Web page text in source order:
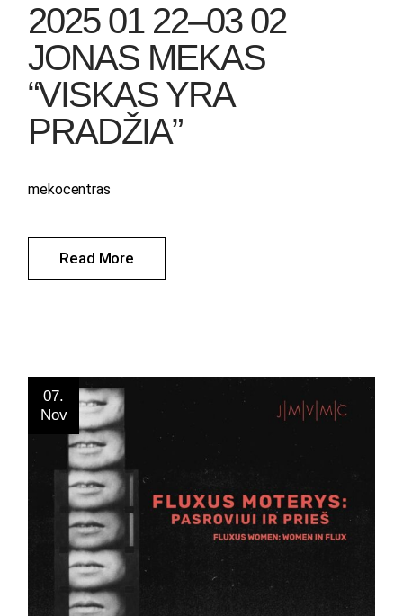
2025 01 22–03 02
JONAS MEKAS
“VISKAS YRA
PRADŽIA”
Read More
mekocentras
07.
Nov